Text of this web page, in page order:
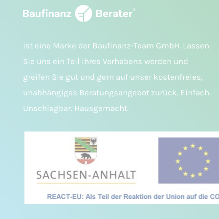
ist eine Marke der Baufinanz-Team GmbH. Lassen
Sie uns ein Teil ihres Vorhabens werden und
greifen Sie gut und gern auf unser kostenfreies,
unabhängiges Beratungsangebot zurück. Einfach.
Unschlagbar. Hausgemacht.